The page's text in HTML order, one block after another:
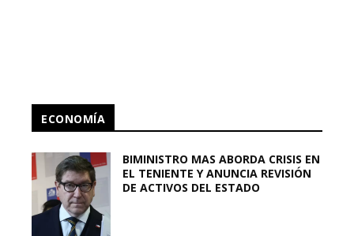
ECONOMÍA
BIMINISTRO MAS ABORDA CRISIS EN
EL TENIENTE Y ANUNCIA REVISIÓN
DE ACTIVOS DEL ESTADO